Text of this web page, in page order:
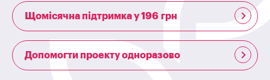
Щомісячна підтримка у 196 грн
Допомогти проекту одноразово